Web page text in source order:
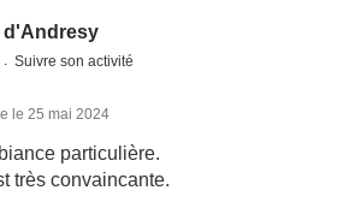
d'Andresy
Suivre son activité
le 25 mai 2024
particulière.
très convaincante.